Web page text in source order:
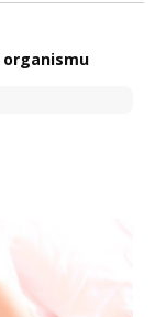
organismu